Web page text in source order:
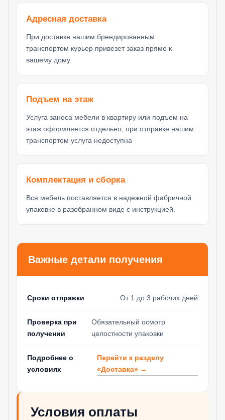
Адресная доставка
При доставке нашим брендированным
транспортом курьер привезет заказ прямо к
вашему дому.
Подъем на этаж
Услуга заноса мебели в квартиру или подъем на
этаж оформляется отдельно, при отправке нашим
транспортом услуга недоступна
Комплектация и сборка
Вся мебель поставляется в надежной фабричной
упаковке в разобранном виде с инструкцией.
Важные детали получения
Сроки отправки От 1 до 3 рабочих дней
Проверка при
получении
Обязательный осмотр
целостности упаковки
Подробнее о
условиях
Перейти к разделу
«Доставка» →
Условия оплаты